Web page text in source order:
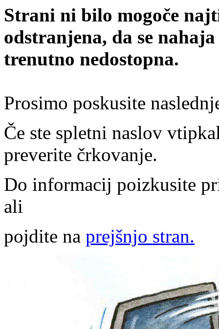
Strani ni bilo mogoče
odstranjena, da se
trenutno nedostopna.
Prosimo poskusite
Če ste spletni naslov
preverite črkovanje.
Do informacij poizkusite
ali
pojdite na prejšnjo stran.